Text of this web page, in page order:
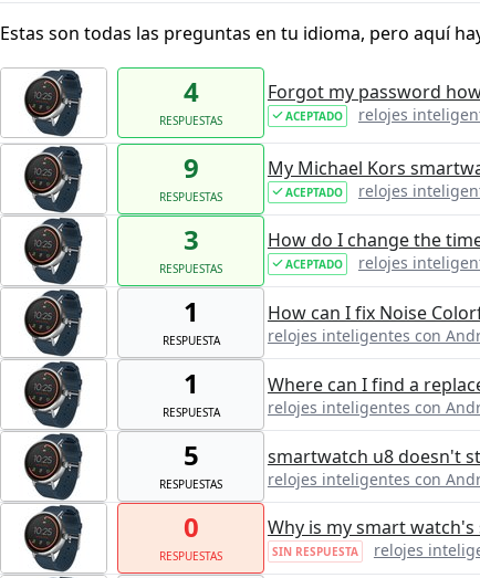
Estas son todas las preguntas en tu idioma, pero aquí
4
RESPUESTAS
Forgot my password
ACEPTADO relojes
9
RESPUESTAS
My Michael Kors
ACEPTADO relojes
3
RESPUESTAS
How do I change the
ACEPTADO relojes
1
RESPUESTA
How can I fix Noise
relojes inteligentes con
1
RESPUESTA
Where can I find a
relojes inteligentes con
5
RESPUESTAS
smartwatch u8 doesn't
relojes inteligentes con
0
RESPUESTAS
Why is my smart
SIN RESPUESTA relojes